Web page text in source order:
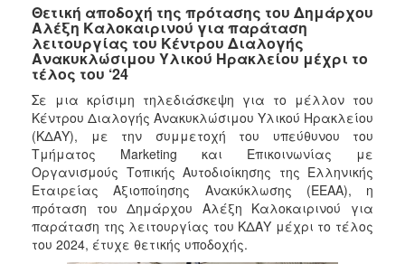
2022
2021
2020
2018
2017
2016
2015
2013
2012
Θετική αποδοχή της πρότασης του Δημάρχου
Αλέξη Καλοκαιρινού για παράταση
λειτουργίας του Κέντρου Διαλογής
Ανακυκλώσιμου Υλικού Ηρακλείου μέχρι το
τέλος του ‘24
Σε μια κρίσιμη τηλεδιάσκεψη για το μέλλον του
Κέντρου Διαλογής Ανακυκλώσιμου Υλικού Ηρακλείου
(ΚΔΑΥ), με την συμμετοχή του υπεύθυνου του
Τμήματος Marketing και Επικοινωνίας με
Οργανισμούς Τοπικής Αυτοδιοίκησης της Ελληνικής
Εταιρείας Αξιοποίησης Ανακύκλωσης (ΕΕΑΑ), η
πρόταση του Δημάρχου Αλέξη Καλοκαιρινού για
παράταση της λειτουργίας του ΚΔΑΥ μέχρι το τέλος
του 2024, έτυχε θετικής υποδοχής.